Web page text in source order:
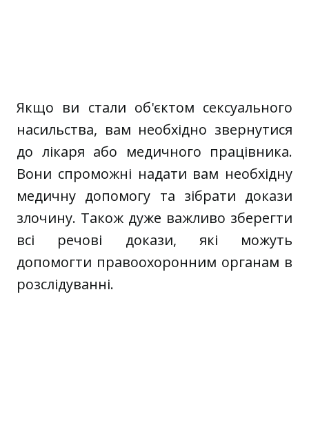
Якщо ви стали об'єктом сексуального
насильства, вам необхідно звернутися
до лікаря або медичного працівника.
Вони спроможні надати вам необхідну
медичну допомогу та зібрати докази
злочину. Також дуже важливо зберегти
всі речові докази, які можуть
допомогти правоохоронним органам в
розслідуванні.